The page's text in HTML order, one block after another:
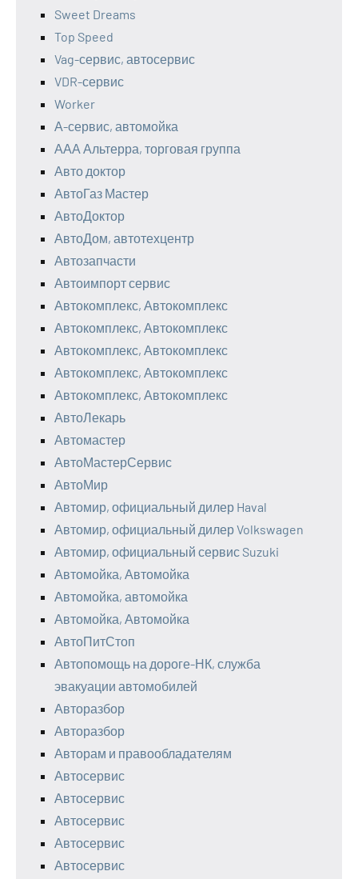
Sweet Dreams
Top Speed
Vag-сервис, автосервис
VDR-сервис
Worker
А-сервис, автомойка
ААА Альтерра, торговая группа
Авто доктор
АвтоГаз Мастер
АвтоДоктор
АвтоДом, автотехцентр
Автозапчасти
Автоимпорт сервис
Автокомплекс, Автокомплекс
Автокомплекс, Автокомплекс
Автокомплекс, Автокомплекс
Автокомплекс, Автокомплекс
Автокомплекс, Автокомплекс
АвтоЛекарь
Автомастер
АвтоМастерСервис
АвтоМир
Автомир, официальный дилер Haval
Автомир, официальный дилер Volkswagen
Автомир, официальный сервис Suzuki
Автомойка, Автомойка
Автомойка, автомойка
Автомойка, Автомойка
АвтоПитСтоп
Автопомощь на дороге-НК, служба
эвакуации автомобилей
Авторазбор
Авторазбор
Авторам и правообладателям
Автосервис
Автосервис
Автосервис
Автосервис
Автосервис